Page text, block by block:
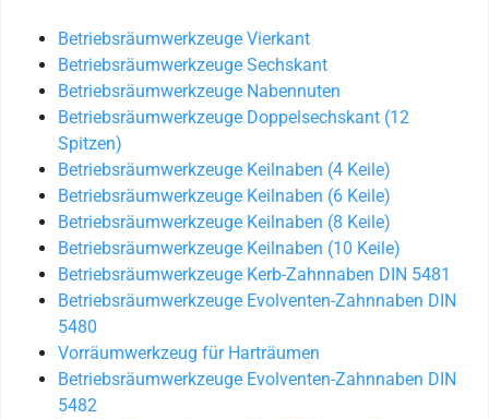
Betriebsräumwerkzeuge Vierkant
Betriebsräumwerkzeuge Sechskant
Betriebsräumwerkzeuge Nabennuten
Betriebsräumwerkzeuge Doppelsechskant (12
Spitzen)
Betriebsräumwerkzeuge Keilnaben (4 Keile)
Betriebsräumwerkzeuge Keilnaben (6 Keile)
Betriebsräumwerkzeuge Keilnaben (8 Keile)
Betriebsräumwerkzeuge Keilnaben (10 Keile)
Betriebsräumwerkzeuge Kerb-Zahnnaben DIN 5481
Betriebsräumwerkzeuge Evolventen-Zahnnaben DIN
5480
Vorräumwerkzeug für Harträumen
Betriebsräumwerkzeuge Evolventen-Zahnnaben DIN
5482